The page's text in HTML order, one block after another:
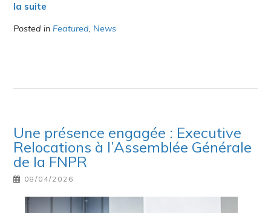
la suite
Posted in Featured, News
Une présence engagée : Executive
Relocations à l’Assemblée Générale
de la FNPR
08/04/2026